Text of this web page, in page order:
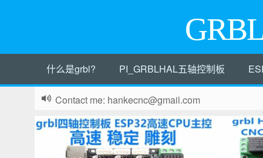
什么是grbl? PI_GRBLHAL五轴控制板
Contact me: hankecnc@gmail.com